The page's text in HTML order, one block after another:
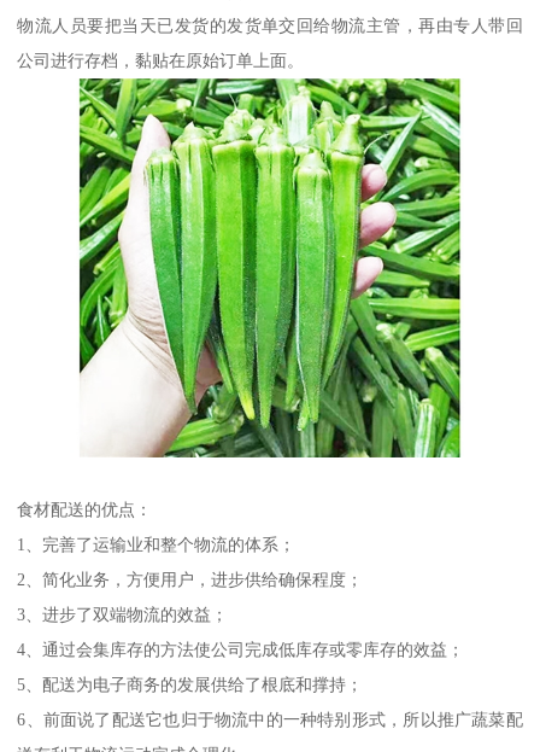
物流人员要把当天已发货的发货单交回给物流主管，再由专人带回
公司进行存档，黏贴在原始订单上面。
食材配送的优点：
1、完善了运输业和整个物流的体系；
2、简化业务，方便用户，进步供给确保程度；
3、进步了双端物流的效益；
4、通过会集库存的方法使公司完成低库存或零库存的效益；
5、配送为电子商务的发展供给了根底和撑持；
6、前面说了配送它也归于物流中的一种特别形式，所以推广蔬菜配